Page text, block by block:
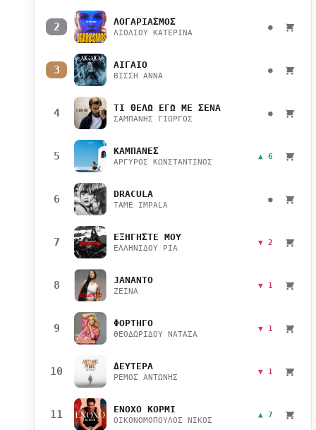
2 ΛΟΓΑΡΙΑΣΜΟΣ
ΛΙΟΛΙΟΥ ΚΑΤΕΡΙΝΑ
●
3 ΑΙΓΑΙΟ
ΒΙΣΣΗ ΑΝΝΑ
●
4 ΤΙ ΘΕΛΩ ΕΓΩ ΜΕ ΣΕΝΑ
ΣΑΜΠΑΝΗΣ ΓΙΩΡΓΟΣ
●
5 ΚΑΜΠΑΝΕΣ
ΑΡΓΥΡΟΣ ΚΩΝΣΤΑΝΤΙΝΟΣ
▲ 6
6 DRACULA
TAME IMPALA
●
7 ΕΞΗΓΗΣΤΕ ΜΟΥ
ΕΛΛΗΝΙΔΟΥ ΡΙΑ
▼ 2
8 JANANTO
ZEINA
▼ 1
9 ΦΟΡΤΗΓΟ
ΘΕΟΔΩΡΙΔΟΥ ΝΑΤΑΣΑ
▼ 1
10 ΔΕΥΤΕΡΑ
ΡΕΜΟΣ ΑΝΤΩΝΗΣ
▼ 1
11 ΕΝΟΧΟ ΚΟΡΜΙ
ΟΙΚΟΝΟΜΟΠΟΥΛΟΣ ΝΙΚΟΣ
▲ 7